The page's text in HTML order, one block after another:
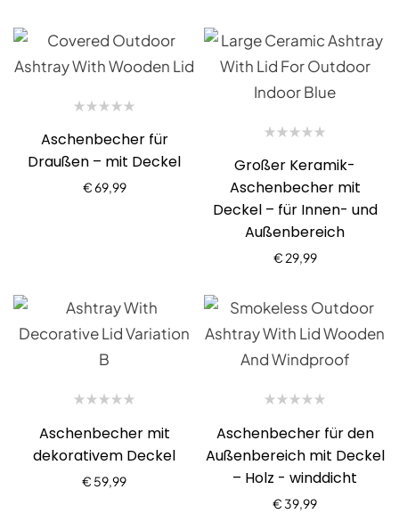
Aschenbecher für
Draußen – mit Deckel
€69,99
Großer Keramik-
Aschenbecher mit
Deckel – für Innen- und
Außenbereich
€ 29,99
Aschenbecher mit
dekorativem Deckel
€ 59,99
Aschenbecher für den
Außenbereich mit Deckel
– Holz - winddicht
€ 39,99